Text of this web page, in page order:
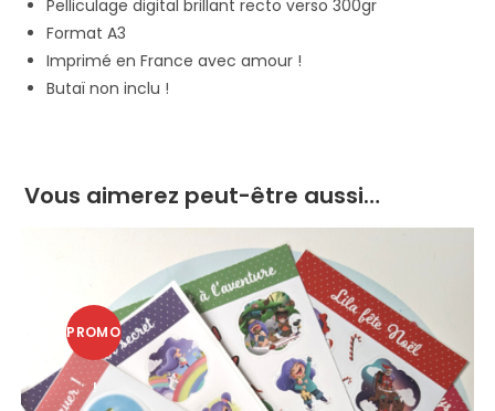
Pelliculage digital brillant recto verso 300gr
Format A3
Imprimé en France avec amour !
Butaï non inclu !
Vous aimerez peut-être aussi…
PROMO
!